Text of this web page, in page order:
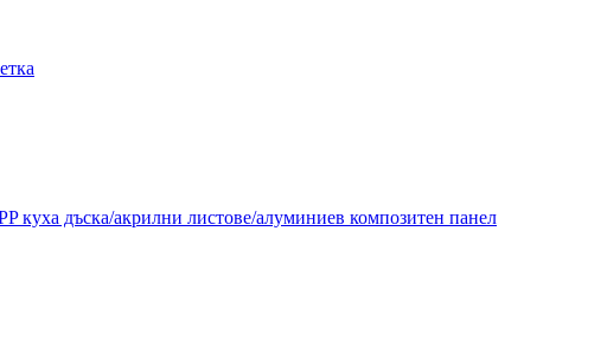
куха дъска/акрилни листове/алуминиев композитен панел